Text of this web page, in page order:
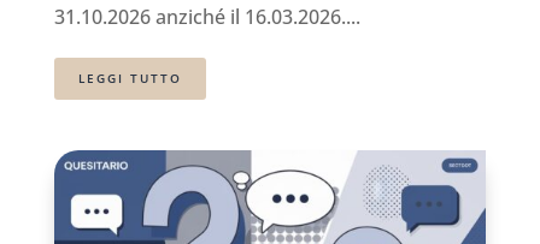
31.10.2026 anziché il 16.03.2026....
LEGGI TUTTO